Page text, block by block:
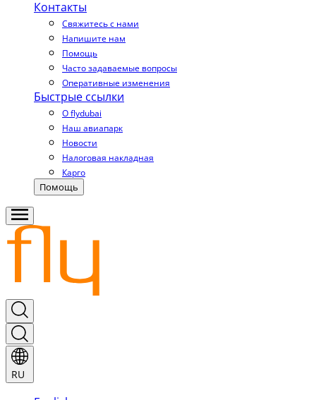
Контакты
Свяжитесь с нами
Напишите нам
Помощь
Часто задаваемые вопросы
Оперативные изменения
Быстрые ссылки
О flydubai
Наш авиапарк
Новости
Налоговая накладная
Карго
Помощь
RU